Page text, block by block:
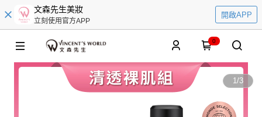
文森先生美妝
立刻使用官方APP
開啟APP
0
1/3